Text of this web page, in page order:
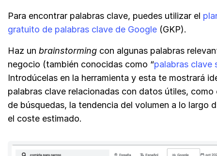
Para encontrar palabras clave, puedes utilizar el
gratuito de palabras clave de Google (GKP).
Haz un brainstorming con algunas palabras
negocio (también conocidas como “palabras clave
Introdúcelas en la herramienta y esta te mostrará
palabras clave relacionadas con datos útiles, como
de búsquedas, la tendencia del volumen a lo largo
el coste estimado.